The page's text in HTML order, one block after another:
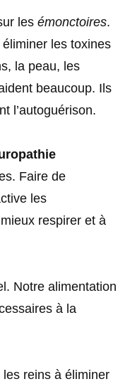
les émonctoires.
les toxines
la peau, les
beaucoup. Ils
l’autoguérison.
Faire de
les
respirer et à
Notre alimentation
à la
les reins à éliminer